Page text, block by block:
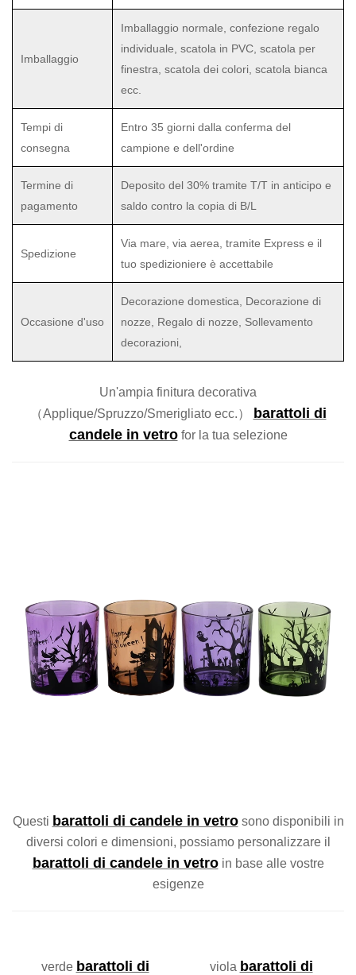
Imballaggio
Imballaggio normale, confezione regalo
individuale, scatola in PVC, scatola per
finestra, scatola dei colori, scatola bianca
ecc.
Tempi di
consegna
Entro 35 giorni dalla conferma del
campione e dell'ordine
Termine di
pagamento
Deposito del 30% tramite T/T in anticipo e
saldo contro la copia di B/L
Spedizione
Via mare, via aerea, tramite Express e il
tuo spedizioniere è accettabile
Occasione d'uso
Decorazione domestica, Decorazione di
nozze, Regalo di nozze, Sollevamento
decorazioni,
Un'ampia finitura decorativa
（Applique/Spruzzo/Smerigliato ecc.）
barattoli di
candele in vetro for la tua selezione
Questi barattoli di candele in vetro sono disponibili in
diversi colori e dimensioni, possiamo personalizzare il
barattoli di candele in vetro in base alle vostre
esigenze
verde barattoli di
viola barattoli di